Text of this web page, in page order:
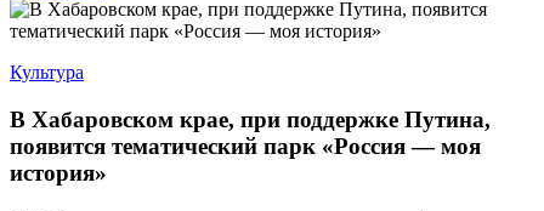
Культура
В Хабаровском крае, при поддержке Путина,
появится тематический парк «Россия — моя
история»